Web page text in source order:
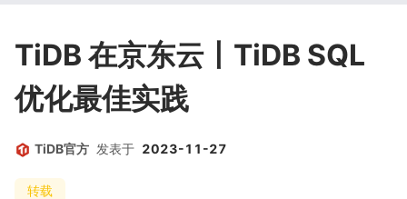
TiDB 在京东云丨TiDB SQL
优化最佳实践
TiDB官方 发表于 2023-11-27
转载